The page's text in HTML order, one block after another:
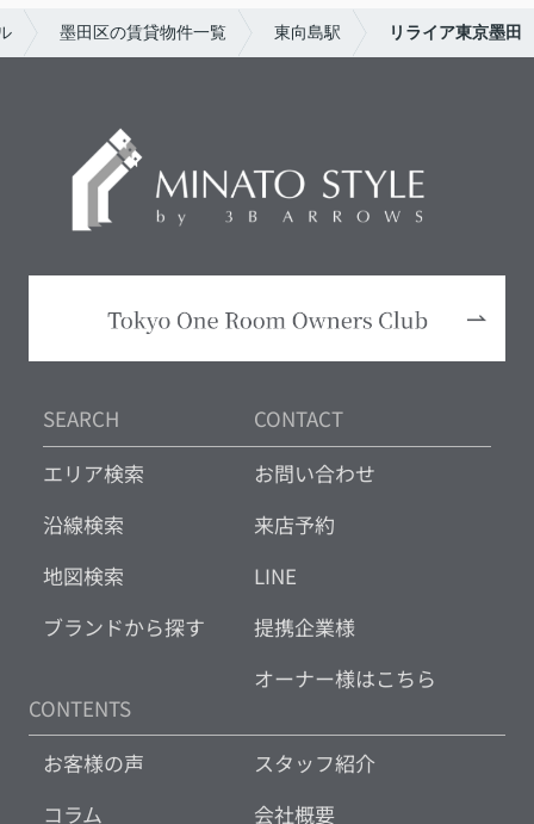
墨田区の賃貸物件一覧 東向島駅 リライア東京墨田
SEARCH
エリア検索
沿線検索
地図検索
ブランドから探す
CONTACT
お問い合わせ
来店予約
LINE
提携企業様
オーナー様はこちら
CONTENTS
お客様の声
コラム
スタッフ紹介
会社概要